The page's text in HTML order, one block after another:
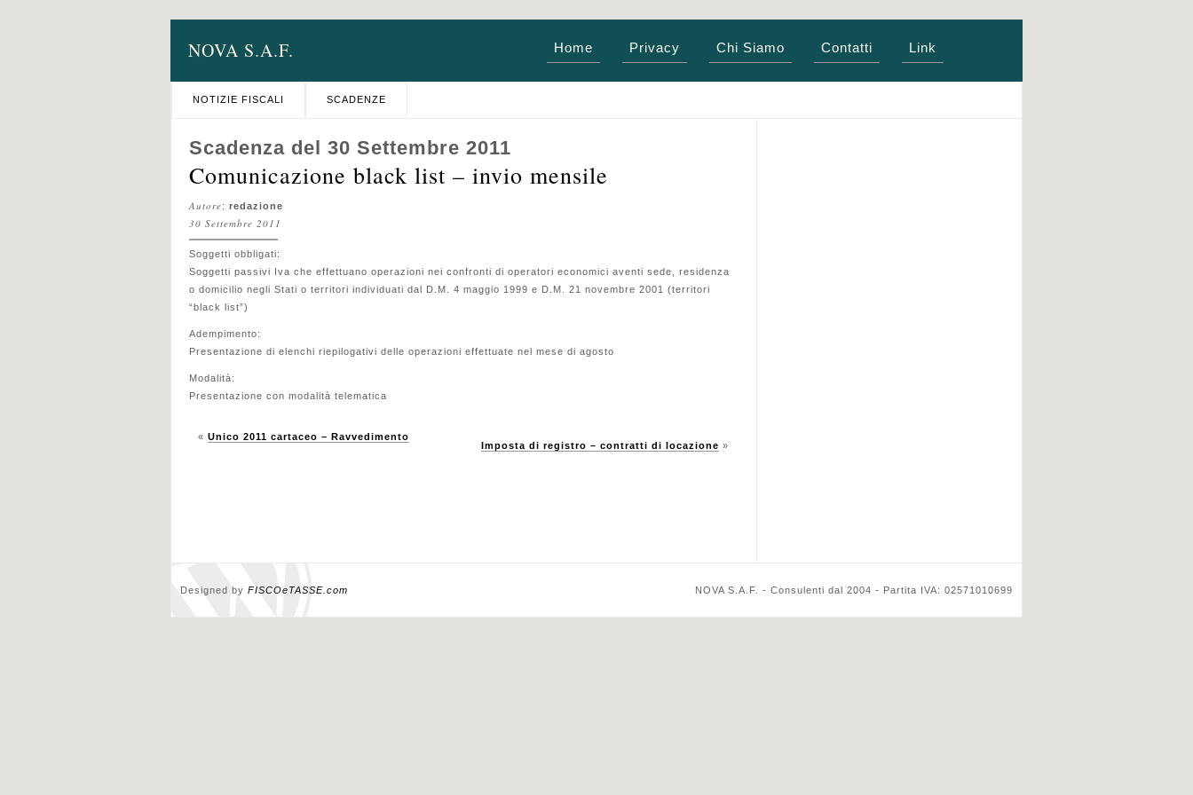
NOVA S.A.F. Home Privacy Chi Siamo Contatti Link
NOTIZIE FISCALI SCADENZE
Scadenza del 30 Settembre 2011
Comunicazione black list – invio mensile
Autore: redazione
30 Settembre 2011
Soggetti obbligati:
Soggetti passivi Iva che effettuano operazioni nei confronti di operatori economici aventi sede, residenza
o domicilio negli Stati o territori individuati dal D.M. 4 maggio 1999 e D.M. 21 novembre 2001 (territori
“black list”)
Adempimento:
Presentazione di elenchi riepilogativi delle operazioni effettuate nel mese di agosto
Modalità:
Presentazione con modalità telematica
« Unico 2011 cartaceo – Ravvedimento
Imposta di registro – contratti di locazione »
Designed by FISCOeTASSE.com NOVA S.A.F. - Consulenti dal 2004 - Partita IVA: 02571010699